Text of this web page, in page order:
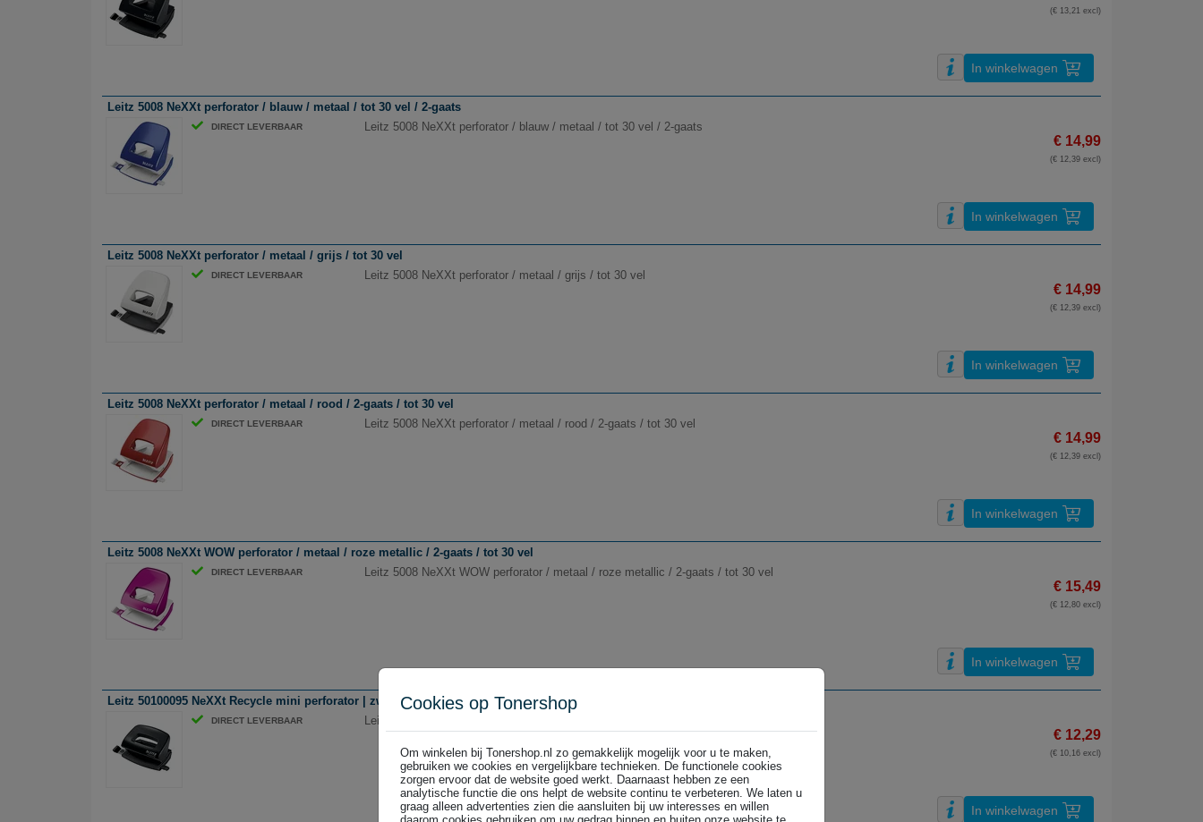
(€ 13,21 excl)
In winkelwagen
Leitz 5008 NeXXt perforator / blauw / metaal / tot 30 vel / 2-gaats
DIRECT LEVERBAAR Leitz 5008 NeXXt perforator / blauw / metaal / tot 30 vel / 2-gaats
€ 14,99
(€ 12,39 excl)
In winkelwagen
Leitz 5008 NeXXt perforator / metaal / grijs / tot 30 vel
DIRECT LEVERBAAR Leitz 5008 NeXXt perforator / metaal / grijs / tot 30 vel
€ 14,99
(€ 12,39 excl)
In winkelwagen
Leitz 5008 NeXXt perforator / metaal / rood / 2-gaats / tot 30 vel
DIRECT LEVERBAAR Leitz 5008 NeXXt perforator / metaal / rood / 2-gaats / tot 30 vel
€ 14,99
(€ 12,39 excl)
In winkelwagen
Leitz 5008 NeXXt WOW perforator / metaal / roze metallic / 2-gaats / tot 30 vel
DIRECT LEVERBAAR Leitz 5008 NeXXt WOW perforator / metaal / roze metallic / 2-gaats / tot 30 vel
€ 15,49
(€ 12,80 excl)
In winkelwagen
Leitz 50100095 NeXXt Recycle mini perforator | zwart | 2-gaats | tot 10 vel
DIRECT LEVERBAAR Leitz 50100095 NeXXt Recycle mini perforator | zwart | 2-gaats | tot 10 vel
€ 12,29
(€ 10,16 excl)
In winkelwagen
Cookies op Tonershop
Om winkelen bij Tonershop.nl zo gemakkelijk mogelijk voor u te maken,
gebruiken we cookies en vergelijkbare technieken. De functionele cookies
zorgen ervoor dat de website goed werkt. Daarnaast hebben ze een
analytische functie die ons helpt de website continu te verbeteren. We laten u
graag alleen advertenties zien die aansluiten bij uw interesses en willen